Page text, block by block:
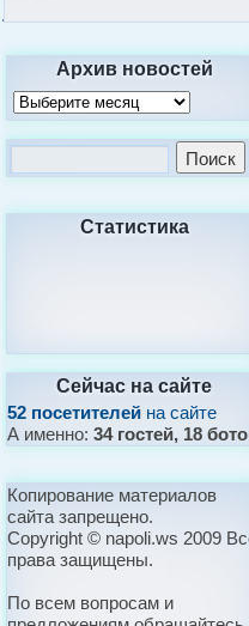
Архив новостей
Статистика
Сейчас на сайте
52 посетителей на сайте
А именно:34 гостей, 18
Копирование материалов
сайта запрещено.
Copyright © napoli.ws 2009
права защищены.
По всем вопросам и